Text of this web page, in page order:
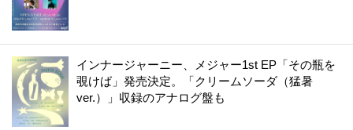
インナージャーニー、メジャー1st EP「その瓶を
覗けば」発売決定。「クリームソーダ（猛暑
ver.）」収録のアナログ盤も